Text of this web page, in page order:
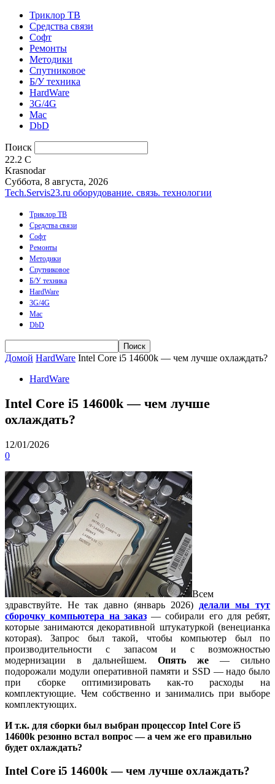
Триклор ТВ
Средства связи
Софт
Ремонты
Методики
Спутниковое
Б/У техника
HardWare
3G/4G
Mac
DbD
Поиск
22.2 C
Krasnodar
Суббота, 8 августа, 2026
Tech.Servis23.ru оборудование. связь. технологии
Триклор ТВ
Средства связи
Софт
Ремонты
Методики
Спутниковое
Б/У техника
HardWare
3G/4G
Mac
DbD
Домой HardWare Intel Core i5 14600k — чем лучше охлаждать?
HardWare
Intel Core i5 14600k — чем лучше
охлаждать?
12/01/2026
0
Всем
здравствуйте. Не так давно (январь 2026) делали мы тут
сборочку компьютера на заказ— собирали его для ребят,
которые занимаются декоративной штукатуркой (венецианка
которая). Запрос был такой, чтобы компьютер был по
производительности с запасом и с возможностью
модернизации в дальнейшем. Опять же — сильно
подорожали модули оперативной памяти и SSD — надо было
при сборке оптимизировать как-то расходы на
комплектующие. Чем собственно и занимались при выборе
комплектующих.
И т.к. для сборки был выбран процессор Intel Core i5
14600k резонно встал вопрос — а чем же его правильно
будет охлаждать?
Intel Core i5 14600k — чем лучше охлаждать?